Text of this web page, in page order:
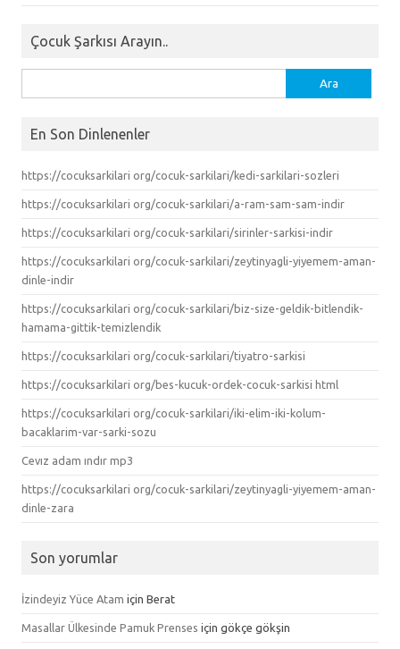
Çocuk Şarkısı Arayın..
En Son Dinlenenler
https://cocuksarkilari org/cocuk-sarkilari/kedi-sarkilari-sozleri
https://cocuksarkilari org/cocuk-sarkilari/a-ram-sam-sam-indir
https://cocuksarkilari org/cocuk-sarkilari/sirinler-sarkisi-indir
https://cocuksarkilari org/cocuk-sarkilari/zeytinyagli-yiyemem-aman-
dinle-indir
https://cocuksarkilari org/cocuk-sarkilari/biz-size-geldik-bitlendik-
hamama-gittik-temizlendik
https://cocuksarkilari org/cocuk-sarkilari/tiyatro-sarkisi
https://cocuksarkilari org/bes-kucuk-ordek-cocuk-sarkisi html
https://cocuksarkilari org/cocuk-sarkilari/iki-elim-iki-kolum-
bacaklarim-var-sarki-sozu
Cevız adam ındır mp3
https://cocuksarkilari org/cocuk-sarkilari/zeytinyagli-yiyemem-aman-
dinle-zara
Son yorumlar
İzindeyiz Yüce Atam için Berat
Masallar Ülkesinde Pamuk Prenses için gökçe gökşin